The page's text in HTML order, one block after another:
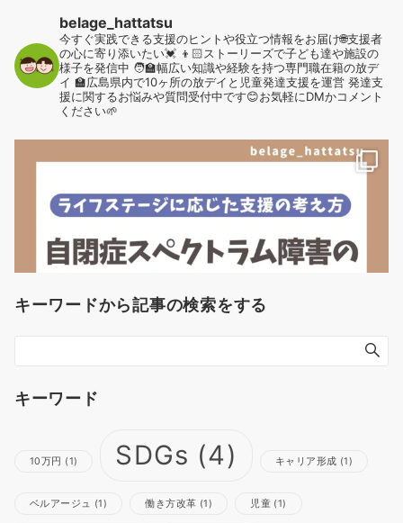
belage_hattatsu
今すぐ実践できる支援のヒントや役立つ情報をお届け🌐支援者
の心に寄り添いたい💓 👦🏻ストーリーズで子ども達や施設の
様子を発信中 🧑‍🏫幅広い知識や経験を持つ専門職在籍の放デ
イ 🏫広島県内で10ヶ所の放デイと児童発達支援を運営 発達支
援に関するお悩みや質問受付中です😊お気軽にDMかコメント
ください🌱
キーワードから記事の検索をする
キーワード
10万円 (1) SDGs (4) キャリア形成 (1)
ベルアージュ (1) 働き方改革 (1) 児童 (1)